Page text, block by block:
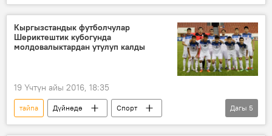
Жаңылыктар
Ташкент
футзал
Кыргызстандык футболчулар
Шериктештик кубогунда
молдовалыктардан утулуп калды
19 Үчтүн айы 2016, 18:35
тайпа Дүйнөдө
Спорт
Жаңылыктар
футбол
кубок
Дагы 5